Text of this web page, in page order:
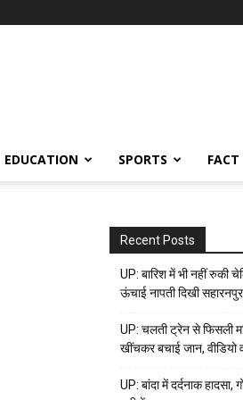
EDUCATION SPORTS FACT
Recent Posts
UP: बारिश में भी नहीं रुकी
ऊंचाई नापती दिखी
UP: चलती ट्रेन से फिसली
खींचकर बचाई जान, वीडियो
UP: बांदा में दर्दनाक हादसा,